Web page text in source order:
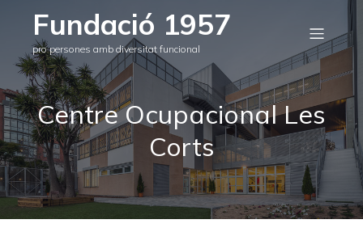
Fundació 1957
pro persones amb diversitat funcional
Centre Ocupacional Les
Corts